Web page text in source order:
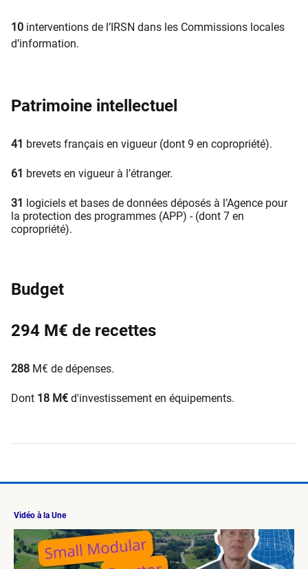
10 interventions de l’IRSN dans les Commissions locales
d’information.
Patrimoine intellectuel
41 brevets français en vigueur (dont 9 en copropriété).
61 brevets en vigueur à l’étranger.
31 logiciels et bases de données déposés à l’Agence pour
la protection des programmes (APP) - (dont 7 en
copropriété).
Budget
​294 M€ de recettes
288 M€ de dépenses.
Dont 18 M€ d'investissement en équipements.
Vidéo à la Une